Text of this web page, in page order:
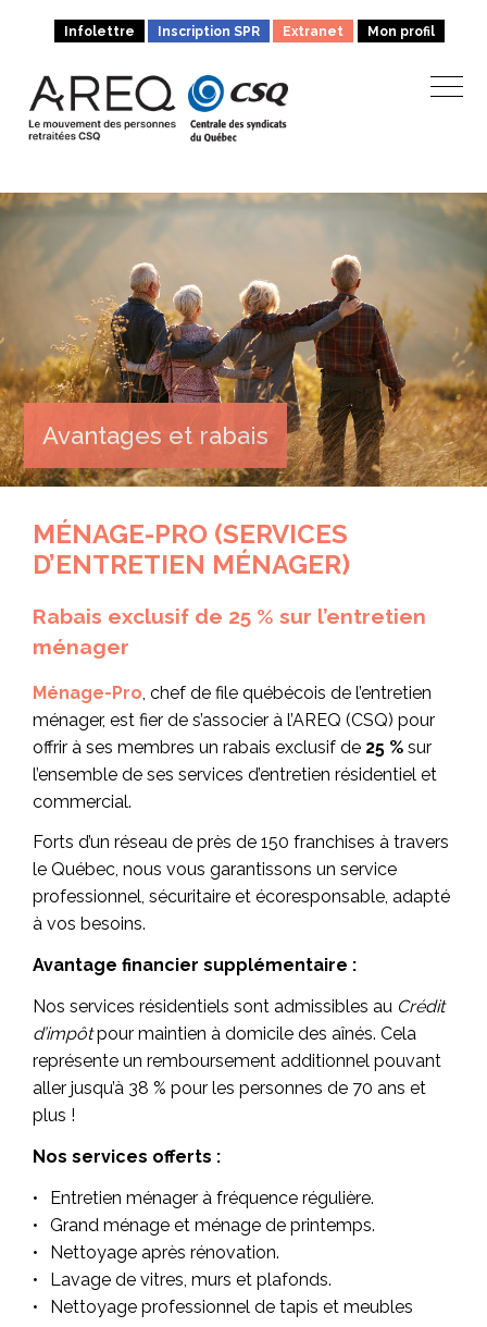
Infolettre Inscription SPR Extranet Mon profil
Avantages et rabais
MÉNAGE-PRO (SERVICES
D’ENTRETIEN MÉNAGER)
Rabais exclusif de 25 % sur l’entretien
ménager
Ménage-Pro , chef de file québécois de l’entretien
ménager, est fier de s’associer à l’AREQ (CSQ) pour
offrir à ses membres un rabais exclusif de 25 % sur
l’ensemble de ses services d’entretien résidentiel et
commercial.
Forts d’un réseau de près de 150 franchises à travers
le Québec, nous vous garantissons un service
professionnel, sécuritaire et écoresponsable, adapté
à vos besoins.
Avantage financier supplémentaire :
Nos services résidentiels sont admissibles au Crédit
d’impôtpour maintien à domicile des aînés. Cela
représente un remboursement additionnel pouvant
aller jusqu’à 38 % pour les personnes de 70 ans et
plus !
Nos services offerts :
Entretien ménager à fréquence régulière.
Grand ménage et ménage de printemps.
Nettoyage après rénovation.
Lavage de vitres, murs et plafonds.
Nettoyage professionnel de tapis et meubles